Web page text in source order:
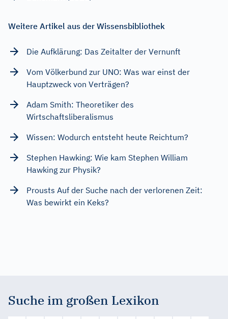
Weitere Artikel aus der Wissensbibliothek
Die Aufklärung: Das Zeitalter der Vernunft
Vom Völkerbund zur UNO: Was war einst der
Hauptzweck von Verträgen?
Adam Smith: Theoretiker des
Wirtschaftsliberalismus
Wissen: Wodurch entsteht heute Reichtum?
Stephen Hawking: Wie kam Stephen William
Hawking zur Physik?
Prousts Auf der Suche nach der verlorenen Zeit:
Was bewirkt ein Keks?
Suche im großen Lexikon